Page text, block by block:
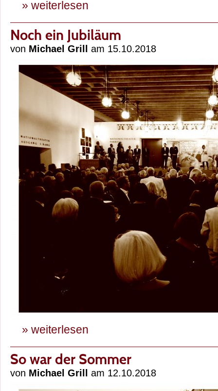
» weiterlesen
Noch ein Jubiläum
von Michael Grill am 15.10.2018
» weiterlesen
So war der Sommer
von Michael Grill am 12.10.2018